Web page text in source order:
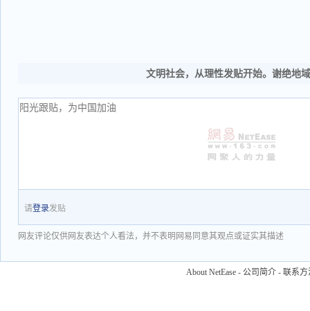
文明社会，从理性发贴开始。谢绝地
请登录发贴
网友评论仅供网友表达个人看法，并不表明网易同意其观点或证实其描述
About NetEase - 公司简介 - 联系方